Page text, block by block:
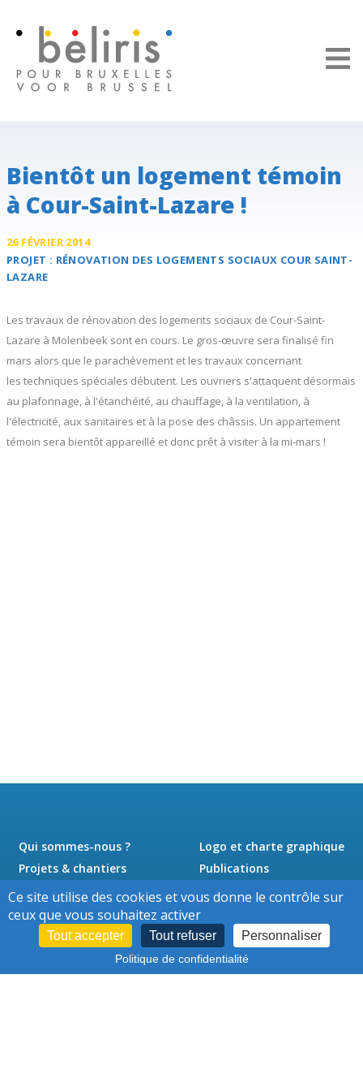
Bientôt un logement témoin
à Cour-Saint-Lazare !
26 FÉVRIER 2014
PROJET : RÉNOVATION DES LOGEMENTS SOCIAUX COUR SAINT-
LAZARE
Les travaux de rénovation des logements sociaux de Cour-Saint-
Lazare à Molenbeek sont en cours. Le gros-œuvre sera finalisé fin
mars alors que le parachèvement et les travaux concernant
les techniques spéciales débutent. Les ouvriers s'attaquent désormais
au plafonnage, à l'étanchéité, au chauffage, à la ventilation, à
l'électricité, aux sanitaires et à la pose des châssis. Un appartement
témoin sera bientôt appareillé et donc prêt à visiter à la mi-mars !
Qui sommes-nous ?
Projets & chantiers
Actualités
Jobs
Logo et charte graphique
Publications
Presse
Contact
Ce site utilise des cookies et vous donne le contrôle sur
ceux que vous souhaitez activer
Tout accepter Tout refuser Personnaliser
Politique de confidentialité